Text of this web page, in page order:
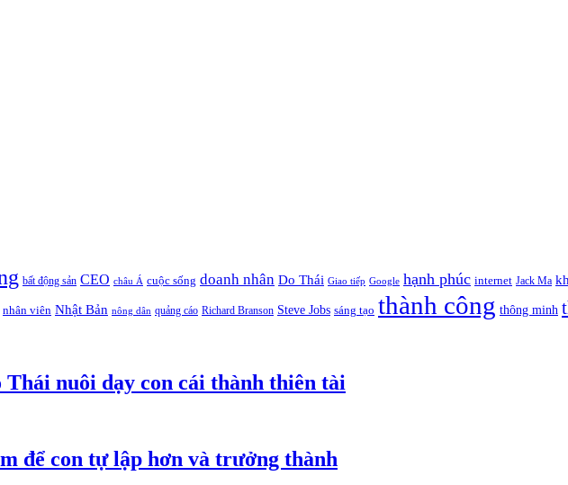
bất động sản CEO châu Á cuộc sống doanh nhân Do Thái Giao tiếp Google hạnh phúc internet Jack Ma
nhân viên Nhật Bản nông dân quảng cáo Richard Branson Steve Jobs sáng tạo thành công thông minh
Thái nuôi dạy con cái thành thiên tài
để con tự lập hơn và trưởng thành